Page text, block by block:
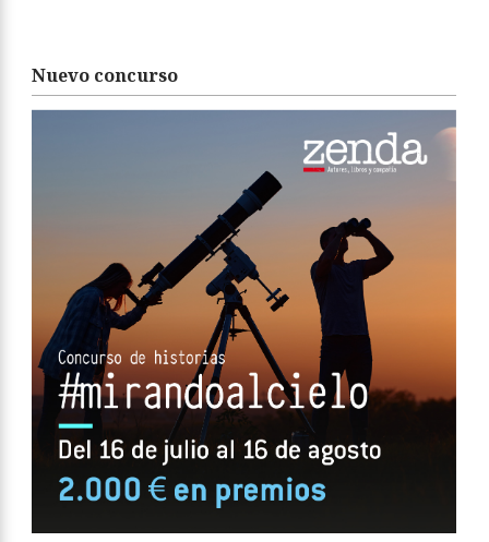
Nuevo concurso